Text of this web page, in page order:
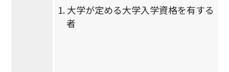
1. 大学が定める大学入学資格を有する
者